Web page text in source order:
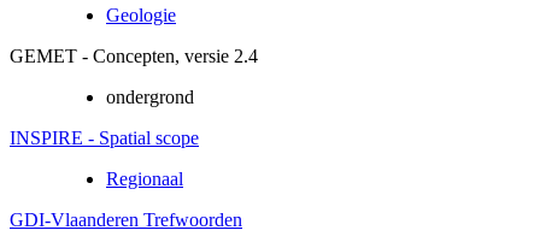
Geologie
GEMET - Concepten, versie 2.4
ondergrond
INSPIRE - Spatial scope
Regionaal
GDI-Vlaanderen Trefwoorden